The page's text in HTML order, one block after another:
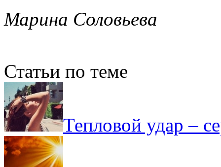
Марина Соловьева
Статьи по теме
Тепловой удар –